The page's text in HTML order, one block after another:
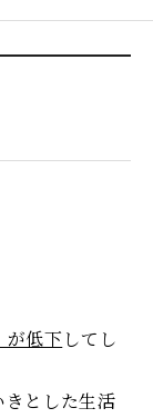
が低下してし
きとした生活